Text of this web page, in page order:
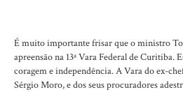
É muito importante frisar que o ministro
apreensão na 13ª Vara Federal de Curitiba.
coragem e independência. A Vara do ex-
Sérgio Moro, e dos seus procuradores